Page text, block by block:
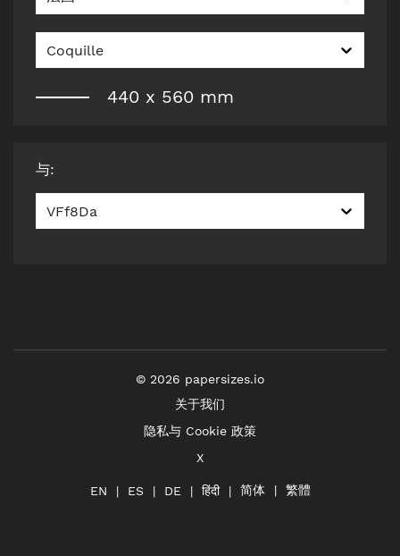
Coquille
440 x 560 mm
与:
VFf8Da
© 2026 papersizes.io
关于我们
隐私与 Cookie 政策
X
EN ES DE हिंदी 简体 繁體